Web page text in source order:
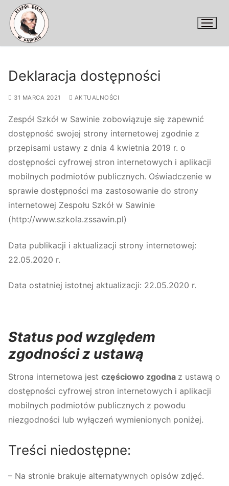
Przejdź
treści
Deklaracja dostępności
31 MARCA 2021 AKTUALNOŚCI
Zespół Szkół w Sawinie zobowiązuje się zapewnić
dostępność swojej strony internetowej zgodnie z
przepisami ustawy z dnia 4 kwietnia 2019 r. o
dostępności cyfrowej stron internetowych i aplikacji
mobilnych podmiotów publicznych. Oświadczenie w
sprawie dostępności ma zastosowanie do strony
internetowej Zespołu Szkół w Sawinie
(http://www.szkola.zssawin.pl)
Data publikacji i aktualizacji strony internetowej:
22.05.2020 r.
Data ostatniej istotnej aktualizacji: 22.05.2020 r.
Status pod względem
zgodności z ustawą
Strona internetowa jest częściowo zgodna z ustawą o
dostępności cyfrowej stron internetowych i aplikacji
mobilnych podmiotów publicznych z powodu
niezgodności lub wyłączeń wymienionych poniżej.
​Treści niedostępne:
– Na stronie brakuje alternatywnych opisów zdjęć.